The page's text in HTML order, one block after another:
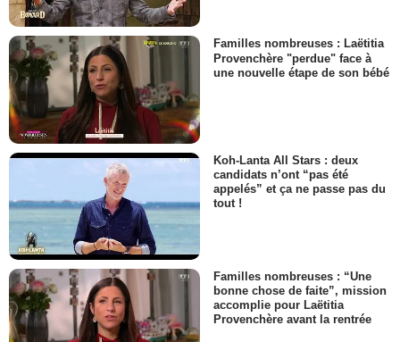
Familles nombreuses : Laëtitia
Provenchère "perdue" face à
une nouvelle étape de son bébé
Koh-Lanta All Stars : deux
candidats n’ont “pas été
appelés” et ça ne passe pas du
tout !
Familles nombreuses : “Une
bonne chose de faite”, mission
accomplie pour Laëtitia
Provenchère avant la rentrée